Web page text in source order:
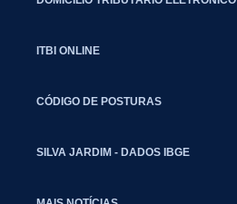
ITBI ONLINE
CÓDIGO DE POSTURAS
SILVA JARDIM - DADOS IBGE